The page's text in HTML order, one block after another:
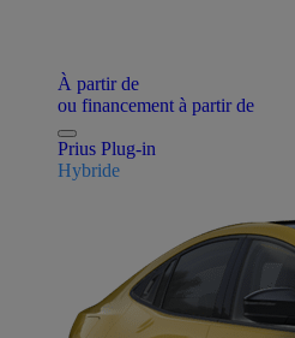
À partir de
ou financement à partir de
Prius Plug-in
Hybride